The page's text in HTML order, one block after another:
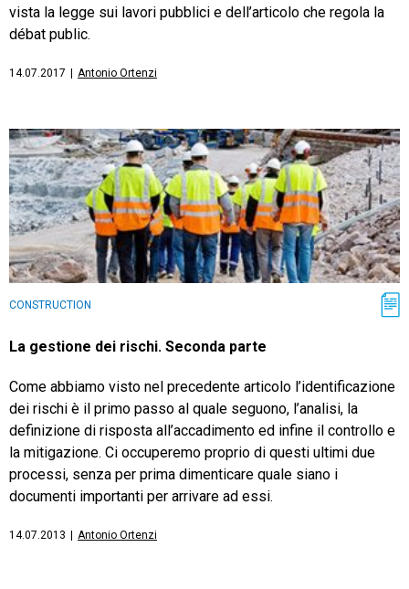
vista la legge sui lavori pubblici e dell’articolo che regola la
débat public.
14.07.2017 Antonio Ortenzi
CONSTRUCTION
La gestione dei rischi. Seconda parte
Come abbiamo visto nel precedente articolo l’identificazione
dei rischi è il primo passo al quale seguono, l’analisi, la
definizione di risposta all’accadimento ed infine il controllo e
la mitigazione. Ci occuperemo proprio di questi ultimi due
processi, senza per prima dimenticare quale siano i
documenti importanti per arrivare ad essi.
14.07.2013 Antonio Ortenzi